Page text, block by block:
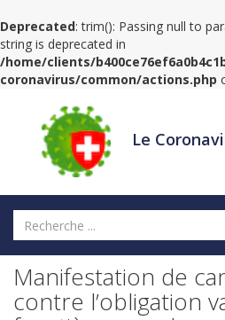
Deprecated: trim(): Passing null to
string is deprecated in
/home/clients/
coronavirus/common/actions.php
Le
Manifestation de
contre l’obligation